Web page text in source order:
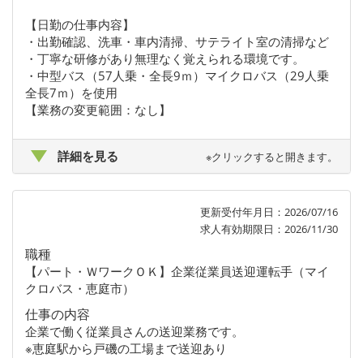
【日勤の仕事内容】
・出勤確認、洗車・車内清掃、サテライト室の清掃など
・丁寧な研修があり無理なく覚えられる環境です。
・中型バス（57人乗・全長9ｍ）マイクロバス（29人乗
全長7ｍ）を使用
【業務の変更範囲：なし】
詳細を見る ※クリックすると開きます。
更新受付年月日：2026/07/16
求人有効期限日：2026/11/30
職種
【パート・ＷワークＯＫ】企業従業員送迎運転手（マイ
クロバス・恵庭市）
仕事の内容
企業で働く従業員さんの送迎業務です。
※恵庭駅から戸磯の工場まで送迎あり